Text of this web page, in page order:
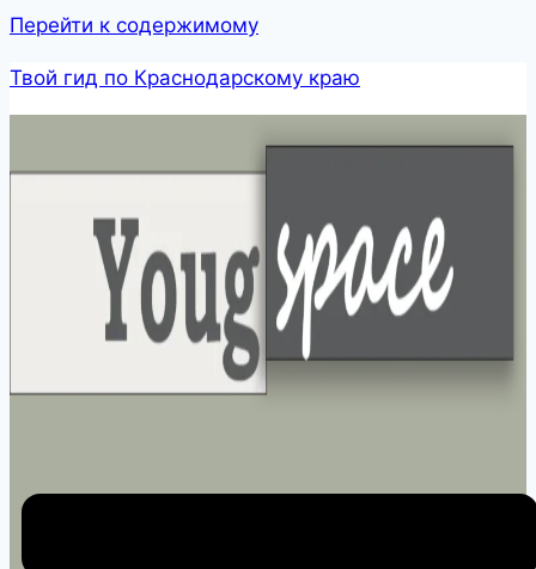
Перейти к содержимому
Твой гид по Краснодарскому краю